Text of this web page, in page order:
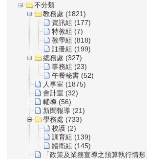
不分類
教務處 (1821)
資訊組 (177)
特教組 (7)
教學組 (818)
註冊組 (199)
總務處 (327)
事務組 (23)
午餐秘書 (52)
人事室 (1875)
會計室 (32)
輔導 (56)
新聞報導 (21)
學務處 (733)
校護 (2)
訓育組 (139)
體衛組 (145)
「政策及業務宣導之預算執行情